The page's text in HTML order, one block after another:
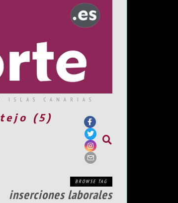
ISLAS CANARIAS
(5)
BROWSE TAG
inserciones laborales